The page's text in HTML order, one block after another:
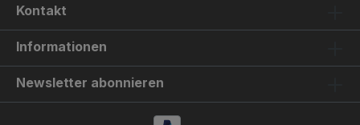
Kontakt
Informationen
Newsletter abonnieren